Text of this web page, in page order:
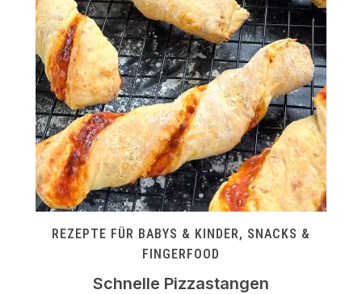
REZEPTE FÜR BABYS & KINDER, SNACKS &
FINGERFOOD
Schnelle Pizzastangen